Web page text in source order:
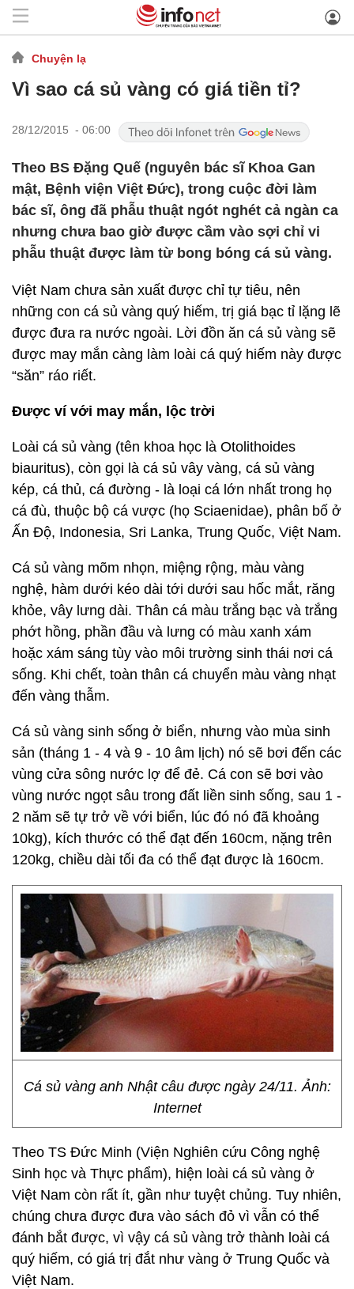
Chuyện lạ
Vì sao cá sủ vàng có giá tiền tỉ?
28/12/2015 - 06:00
Theo BS Đặng Quế (nguyên bác sĩ Khoa Gan
mật, Bệnh viện Việt Đức), trong cuộc đời làm
bác sĩ, ông đã phẫu thuật ngót nghét cả ngàn ca
nhưng chưa bao giờ được cầm vào sợi chỉ vi
phẫu thuật được làm từ bong bóng cá sủ vàng.
Việt Nam chưa sản xuất được chỉ tự tiêu, nên
những con cá sủ vàng quý hiếm, trị giá bạc tỉ lặng lẽ
được đưa ra nước ngoài. Lời đồn ăn cá sủ vàng sẽ
được may mắn càng làm loài cá quý hiếm này được
“săn” ráo riết.
Được ví với may mắn, lộc trời
Loài cá sủ vàng (tên khoa học là Otolithoides
biauritus), còn gọi là cá sủ vây vàng, cá sủ vàng
kép, cá thủ, cá đường - là loại cá lớn nhất trong họ
cá đù, thuộc bộ cá vược (họ Sciaenidae), phân bố ở
Ấn Độ, Indonesia, Sri Lanka, Trung Quốc, Việt Nam.
Cá sủ vàng mõm nhọn, miệng rộng, màu vàng
nghệ, hàm dưới kéo dài tới dưới sau hốc mắt, răng
khỏe, vây lưng dài. Thân cá màu trắng bạc và trắng
phớt hồng, phần đầu và lưng có màu xanh xám
hoặc xám sáng tùy vào môi trường sinh thái nơi cá
sống. Khi chết, toàn thân cá chuyển màu vàng nhạt
đến vàng thẫm.
Cá sủ vàng sinh sống ở biển, nhưng vào mùa sinh
sản (tháng 1 - 4 và 9 - 10 âm lịch) nó sẽ bơi đến các
vùng cửa sông nước lợ để đẻ. Cá con sẽ bơi vào
vùng nước ngọt sâu trong đất liền sinh sống, sau 1 -
2 năm sẽ tự trở về với biển, lúc đó nó đã khoảng
10kg), kích thước có thể đạt đến 160cm, nặng trên
120kg, chiều dài tối đa có thể đạt được là 160cm.
Cá sủ vàng anh Nhật câu được ngày 24/11. Ảnh:
Internet
Theo TS Đức Minh (Viện Nghiên cứu Công nghệ
Sinh học và Thực phẩm), hiện loài cá sủ vàng ở
Việt Nam còn rất ít, gần như tuyệt chủng. Tuy nhiên,
chúng chưa được đưa vào sách đỏ vì vẫn có thể
đánh bắt được, vì vậy cá sủ vàng trở thành loài cá
quý hiếm, có giá trị đắt như vàng ở Trung Quốc và
Việt Nam.